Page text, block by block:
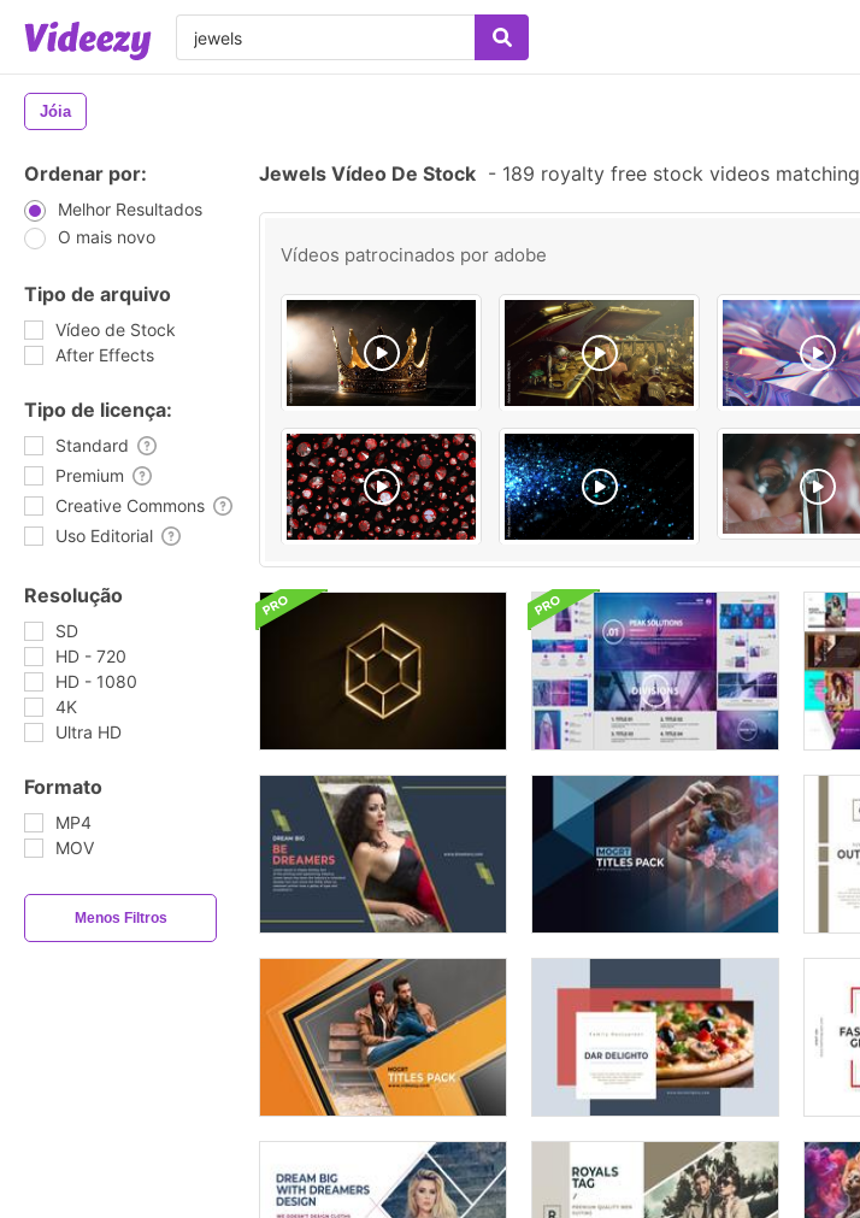
Jóia
Ordenar por:
Melhor Resultados
O mais novo
Tipo de arquivo
Vídeo de Stock
After Effects
Tipo de licença:
Standard
Premium
Creative Commons
Uso Editorial
Resolução
SD
HD - 720
HD - 1080
4K
Ultra HD
Formato
MP4
MOV
Menos Filtros
Jewels Vídeo De Stock - 189 royalty free stock videos matching
Vídeos patrocinados por adobe